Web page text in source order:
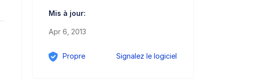
Mis à jour:
Apr 6, 2013
Propre Signalez le logiciel